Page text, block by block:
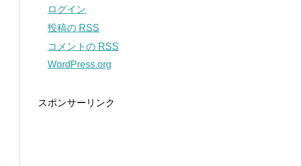
ログイン
投稿の RSS
コメントの RSS
WordPress.org
スポンサーリンク